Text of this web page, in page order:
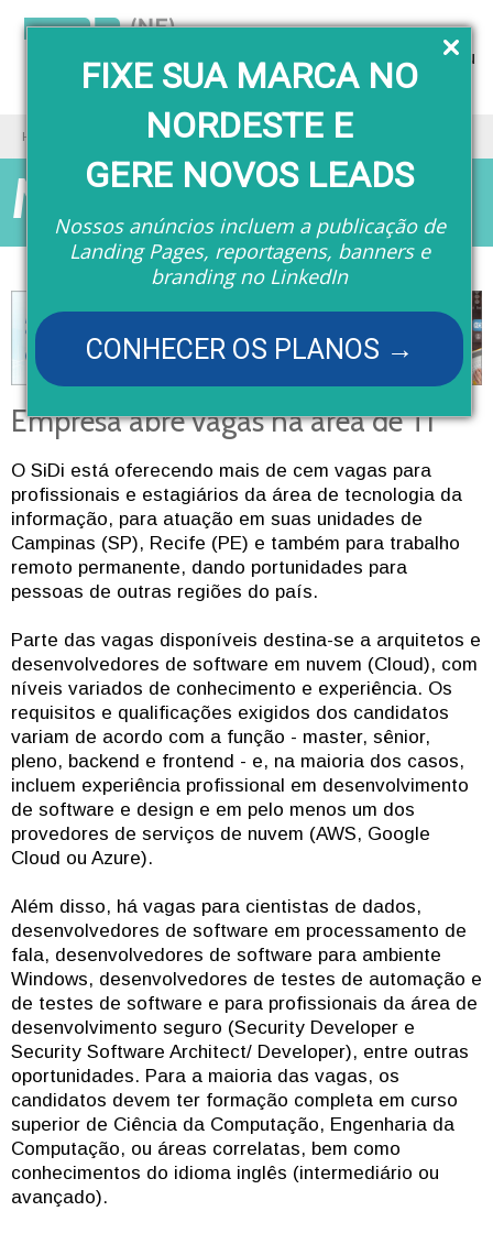
FIXE SUA MARCA NO
NORDESTE E
GERE NOVOS LEADS
Nossos anúncios incluem a publicação de
Landing Pages, reportagens, banners e
branding no LinkedIn
CONHECER OS PLANOS →
Menu
Home Empresa abre vagas na área de TI
Matérias
Empresa abre vagas na área de TI
O SiDi está oferecendo mais de cem vagas para
profissionais e estagiários da área de tecnologia da
informação, para atuação em suas unidades de
Campinas (SP), Recife (PE) e também para trabalho
remoto permanente, dando portunidades para
pessoas de outras regiões do país.
Parte das vagas disponíveis destina-se a arquitetos e
desenvolvedores de software em nuvem (Cloud), com
níveis variados de conhecimento e experiência. Os
requisitos e qualificações exigidos dos candidatos
variam de acordo com a função - master, sênior,
pleno, backend e frontend - e, na maioria dos casos,
incluem experiência profissional em desenvolvimento
de software e design e em pelo menos um dos
provedores de serviços de nuvem (AWS, Google
Cloud ou Azure).
Além disso, há vagas para cientistas de dados,
desenvolvedores de software em processamento de
fala, desenvolvedores de software para ambiente
Windows, desenvolvedores de testes de automação e
de testes de software e para profissionais da área de
desenvolvimento seguro (Security Developer e
Security Software Architect/ Developer), entre outras
oportunidades. Para a maioria das vagas, os
candidatos devem ter formação completa em curso
superior de Ciência da Computação, Engenharia da
Computação, ou áreas correlatas, bem como
conhecimentos do idioma inglês (intermediário ou
avançado).